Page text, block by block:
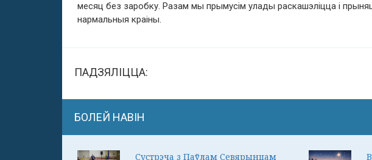
месяц без заробку. Разам мы прымусім улады раскашэліцца і
нармальныя краіны.
ПАДЗЯЛІЦЦА:
БОЛЕЙ НАВІН
Сустрэча з Паўлам Севярынцам